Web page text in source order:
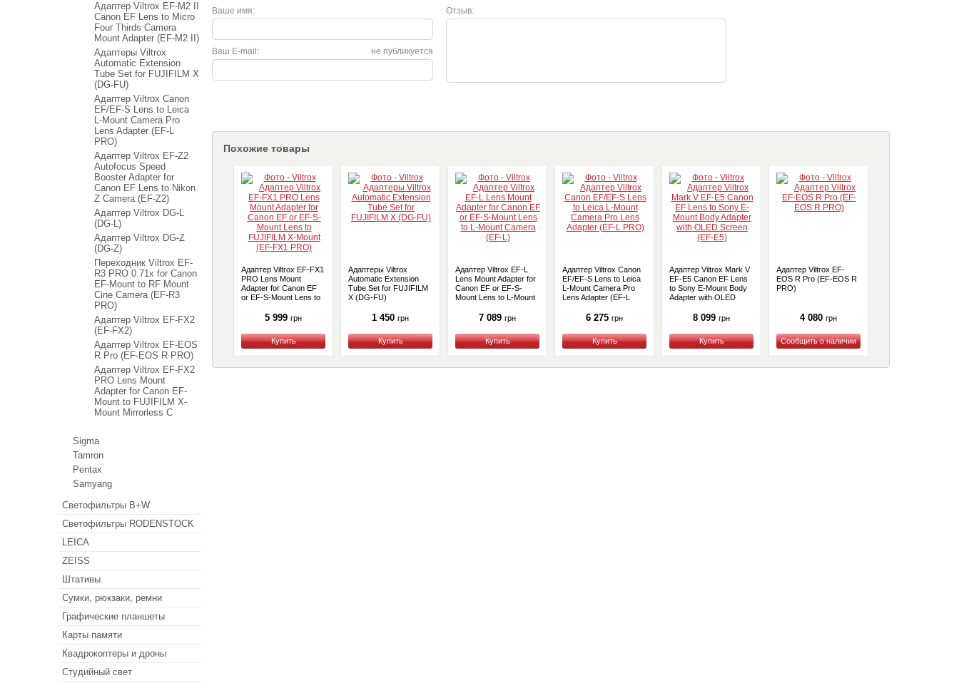
Ваше имя: Отзыв:
не публикуется
Ваш E-mail:
Похожие товары
Адаптер Viltrox EF-FX1
PRO Lens Mount
Adapter for Canon EF
or EF-S-Mount Lens to
FX1 PRO)5 999 грн
Купить
Адаптеры Viltrox
Automatic Extension
Tube Set for FUJIFILM
X (DG-FU)
1 450 грн
Купить
Адаптер Viltrox EF-L
Lens Mount Adapter for
Canon EF or EF-S-
Mount Lens to L-Mount
7 089 грн
Купить
Адаптер Viltrox Canon
EF/EF-S Lens to Leica
L-Mount Camera Pro
Lens Adapter (EF-L
6 275 грн
Купить
Адаптер Viltrox Mark V
EF-E5 Canon EF Lens
to Sony E-Mount Body
Adapter with OLED
8 099 грн
Купить
Адаптер Viltrox EF-
EOS R Pro (EF-EOS R
PRO)
4 080 грн
Купить
Адаптер Viltrox EF-M2 II
Canon EF Lens to Micro
Four Thirds Camera
Mount Adapter (EF-M2 II)
Адаптеры Viltrox
Automatic Extension
Tube Set for FUJIFILM X
(DG-FU)
Адаптер Viltrox Canon
EF/EF-S Lens to Leica
L-Mount Camera Pro
Lens Adapter (EF-L
PRO)
Адаптер Viltrox EF-Z2
Autofocus Speed
Booster Adapter for
Canon EF Lens to Nikon
Z Camera (EF-Z2)
Адаптер Viltrox DG-L
(DG-L)
Адаптер Viltrox DG-Z
(DG-Z)
Переходник Viltrox EF-
R3 PRO 0.71x for Canon
EF-Mount to RF Mount
Cine Camera (EF-R3
PRO)
Адаптер Viltrox EF-FX2
(EF-FX2)
Адаптер Viltrox EF-EOS
R Pro (EF-EOS R PRO)
Адаптер Viltrox EF-FX2
PRO Lens Mount
Adapter for Canon EF-
Mount to FUJIFILM X-
Mount Mirrorless C
Sigma
Tamron
Pentax
Samyang
Светофильтры B+W
Светофильтры RODENSTOCK
LEICA
ZEISS
Штативы
Сумки, рюкзаки, ремни
Графические планшеты
Карты памяти
Квадрокоптеры и дроны
Студийный свет